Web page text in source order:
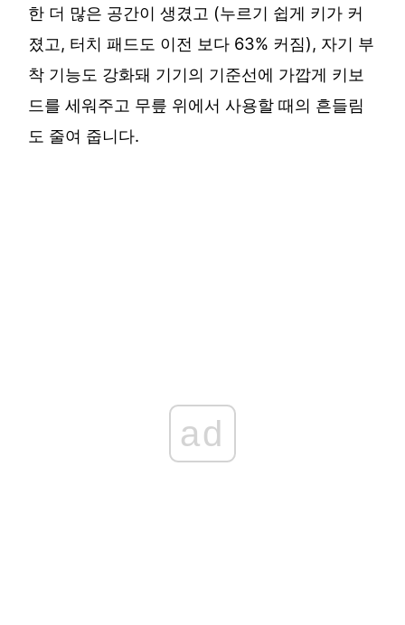
한 더 많은 공간이 생겼고 (누르기 쉽게 키가 커
졌고, 터치 패드도 이전 보다 63% 커짐), 자기 부
착 기능도 강화돼 기기의 기준선에 가깝게 키보
드를 세워주고 무릎 위에서 사용할 때의 흔들림
도 줄여 줍니다.
ad